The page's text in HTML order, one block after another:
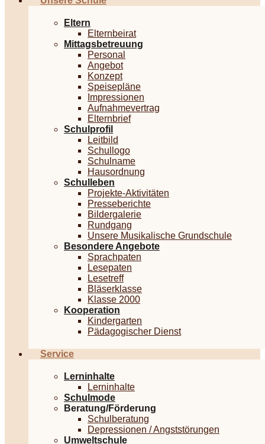
Eltern
Elternbeirat
Mittagsbetreuung
Personal
Angebot
Konzept
Speisepläne
Impressionen
Aufnahmevertrag
Elternbrief
Schulprofil
Leitbild
Schullogo
Schulname
Hausordnung
Schulleben
Projekte-Aktivitäten
Presseberichte
Bildergalerie
Rundgang
Unsere Musikalische Grundschule
Besondere Angebote
Sprachpaten
Lesepaten
Lesetreff
Bläserklasse
Klasse 2000
Kooperation
Kindergarten
Pädagogischer Dienst
Service
Lerninhalte
Lerninhalte
Schulmode
Beratung/Förderung
Schulberatung
Depressionen / Angststörungen
Umweltschule